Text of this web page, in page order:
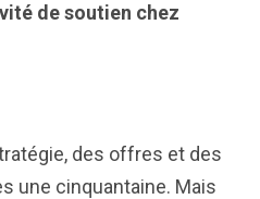
de soutien chez
des offres et des
une cinquantaine. Mais